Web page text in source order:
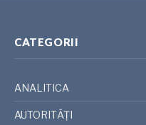
CATEGORII
ANALITICA
AUTORITĂȚI